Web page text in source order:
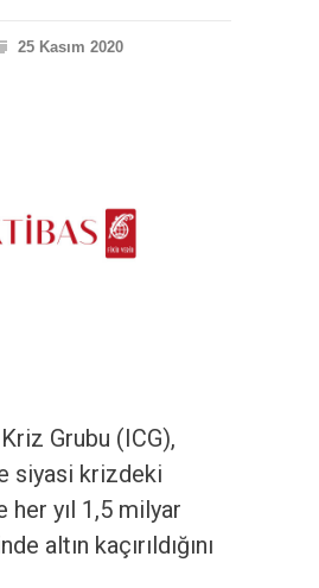
25 Kasım 2020
Grubu (ICG),
siyasi krizdeki
her yıl 1,5 milyar
altın kaçırıldığını